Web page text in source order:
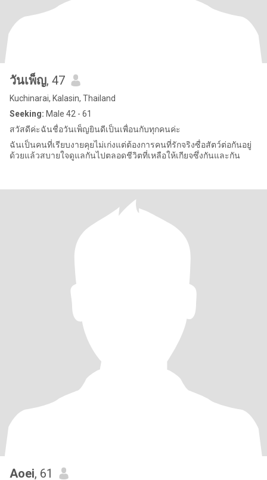
วันเพ็ญ, 47
Kuchinarai, Kalasin, Thailand
Seeking: Male 42 - 61
สวัสดีค่ะฉันชื่อวันเพ็ญยินดีเป็นเพื่อนกับทุกคนค่ะ
ฉันเป็นคนที่เรียบงายคุยไม่เก่งแต่ต้องการคนที่รักจริงซื่อสัตว์ต่อกันอยู่
ด้วยแล้วสบายใจดูแลกันไปตลอดชีวิตที่เหลือให้เกียจซึ่งกันและกัน
Aoei, 61